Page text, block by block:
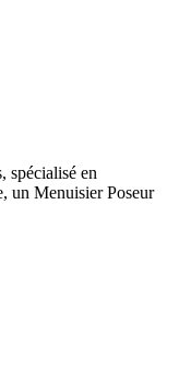
spécialisé en
un Menuisier Poseur